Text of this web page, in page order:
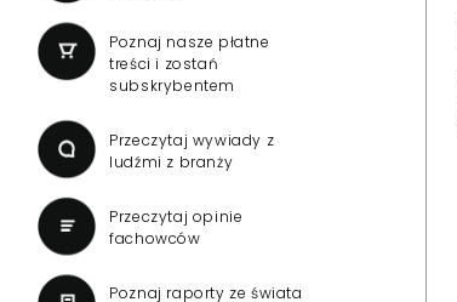
Poznaj nasze płatne
treści i zostań
subskrybentem
Przeczytaj wywiady z
ludźmi z branży
Przeczytaj opinie
fachowców
Poznaj raporty ze świata